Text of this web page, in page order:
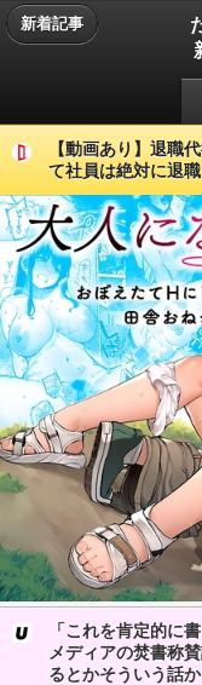
新着記事
【動画あり】退職
て社員は絶対に退
「これを肯定的に
メディアの焚書称
るとかそういう話